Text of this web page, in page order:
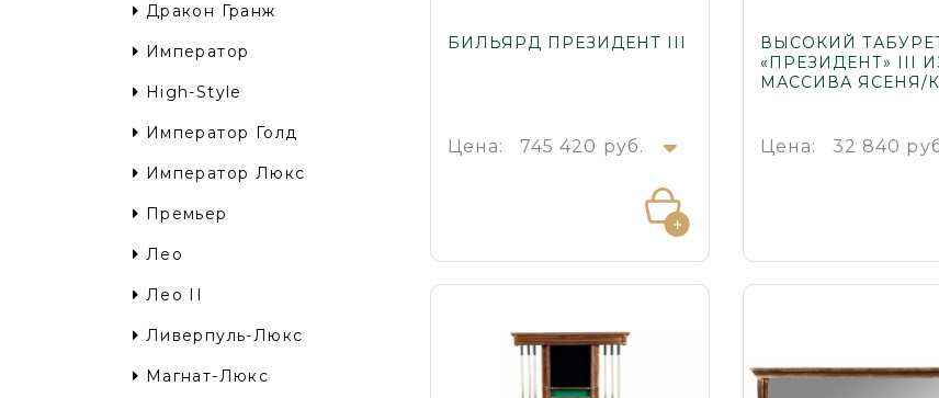
Дракон Гранж
Император
High-Style
Император Голд
Император Люкс
Премьер
Лео
Лео II
Ливерпуль-Люкс
Магнат-Люкс
БИЛЬЯРД ПРЕЗИДЕНТ III
Цена: 745 420 руб.
ВЫСОКИЙ
«ПРЕЗИДЕНТ» III
МАССИВА ЯСЕНЯ/
Цена: 32 840